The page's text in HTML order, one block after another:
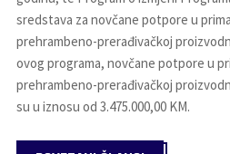
sredstava za novčane potpore u
prehrambeno-prerađivačkoj
ovog programa, novčane potpore u
prehrambeno-prerađivačkoj
su u iznosu od 3.475.000,00 KM.